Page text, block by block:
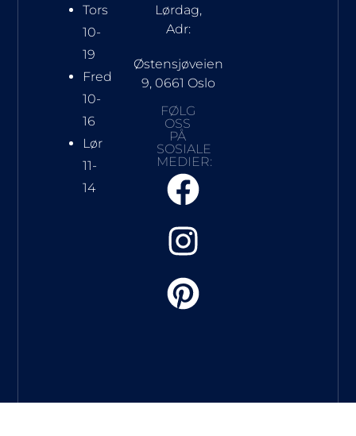
Tors
10-
19
Fred
10-
16
Lør
11-
14
Lørdag,
Adr:
Østensjøveien
9, 0661 Oslo
FØLG
OSS
PÅ
SOSIALE
MEDIER: